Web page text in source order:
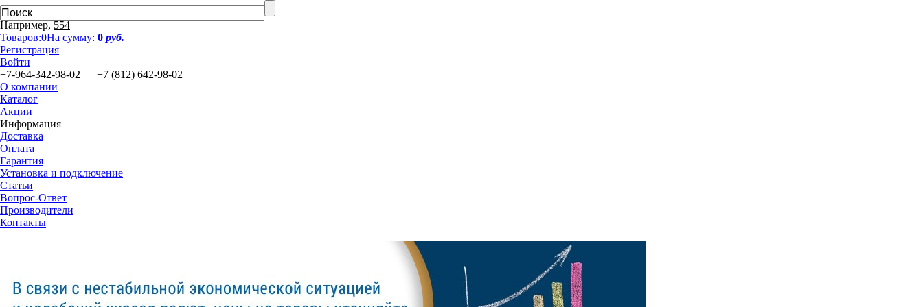
Например, 554
Товаров:0На сумму: 0 руб.
Регистрация
Войти
+7-964-342-98-02 +7 (812) 642-98-02
О компании
Каталог
Акции
Информация
Доставка
Оплата
Гарантия
Установка и подключение
Статьи
Вопрос-Ответ
Производители
Контакты